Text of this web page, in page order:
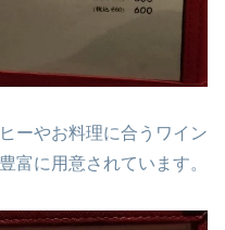
ーやお料理に合うワイン
富に用意されています。